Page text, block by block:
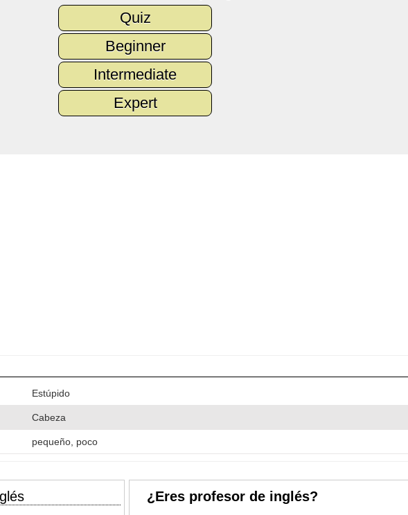
Quiz
Beginner
Intermediate
Expert
Estúpido
Cabeza
pequeño, poco
¿Eres profesor de inglés?